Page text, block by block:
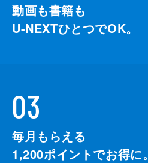
動画も書籍も
U-NEXTひとつでOK。
03
毎月もらえる
1,200ポイントでお得に。